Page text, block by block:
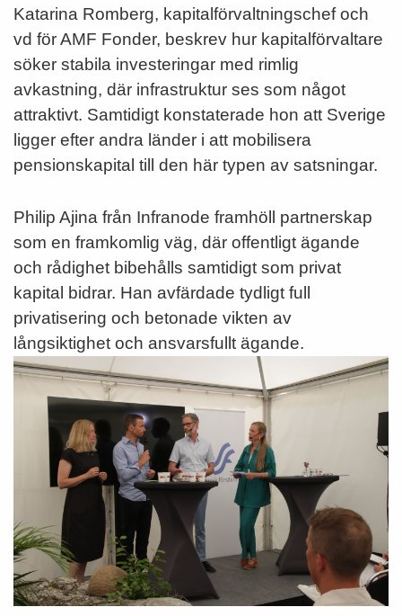
Katarina Romberg, kapitalförvaltningschef och
vd för AMF Fonder, beskrev hur kapitalförvaltare
söker stabila investeringar med rimlig
avkastning, där infrastruktur ses som något
attraktivt. Samtidigt konstaterade hon att Sverige
ligger efter andra länder i att mobilisera
pensionskapital till den här typen av satsningar.
Philip Ajina från Infranode framhöll partnerskap
som en framkomlig väg, där offentligt ägande
och rådighet bibehålls samtidigt som privat
kapital bidrar. Han avfärdade tydligt full
privatisering och betonade vikten av
långsiktighet och ansvarsfullt ägande.